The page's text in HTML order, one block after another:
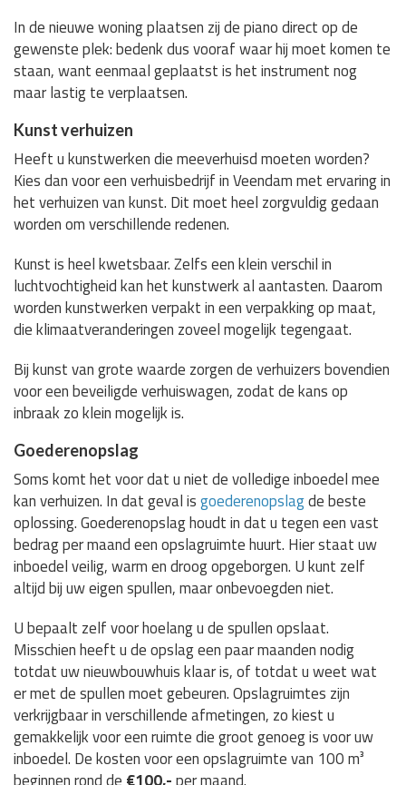
In de nieuwe woning plaatsen zij de piano direct op de
gewenste plek: bedenk dus vooraf waar hij moet komen te
staan, want eenmaal geplaatst is het instrument nog
maar lastig te verplaatsen.
Kunst verhuizen
Heeft u kunstwerken die meeverhuisd moeten worden?
Kies dan voor een verhuisbedrijf in Veendam met ervaring in
het verhuizen van kunst. Dit moet heel zorgvuldig gedaan
worden om verschillende redenen.
Kunst is heel kwetsbaar. Zelfs een klein verschil in
luchtvochtigheid kan het kunstwerk al aantasten. Daarom
worden kunstwerken verpakt in een verpakking op maat,
die klimaatveranderingen zoveel mogelijk tegengaat.
Bij kunst van grote waarde zorgen de verhuizers bovendien
voor een beveiligde verhuiswagen, zodat de kans op
inbraak zo klein mogelijk is.
Goederenopslag
Soms komt het voor dat u niet de volledige inboedel mee
kan verhuizen. In dat geval isgoederenopslagde beste
oplossing. Goederenopslag houdt in dat u tegen een vast
bedrag per maand een opslagruimte huurt. Hier staat uw
inboedel veilig, warm en droog opgeborgen. U kunt zelf
altijd bij uw eigen spullen, maar onbevoegden niet.
U bepaalt zelf voor hoelang u de spullen opslaat.
Misschien heeft u de opslag een paar maanden nodig
totdat uw nieuwbouwhuis klaar is, of totdat u weet wat
er met de spullen moet gebeuren. Opslagruimtes zijn
verkrijgbaar in verschillende afmetingen, zo kiest u
gemakkelijk voor een ruimte die groot genoeg is voor uw
inboedel. De kosten voor een opslagruimte van 100 m³
beginnen rond de €100,-per maand.